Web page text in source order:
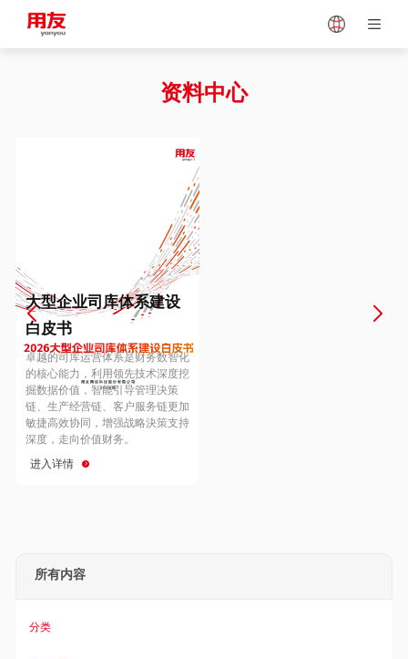
Vietnam
Europe
Hungary
Hong Kong
资料中心
大型企业司库体系建设
白皮书
卓越的司库运营体系是财务数智化
的核心能力，利用领先技术深度挖
掘数据价值，智能引导管理决策
链、生产经营链、客户服务链更加
敏捷高效协同，增强战略決策支持
深度，走向价值财务。
进入详情
所有内容
分类